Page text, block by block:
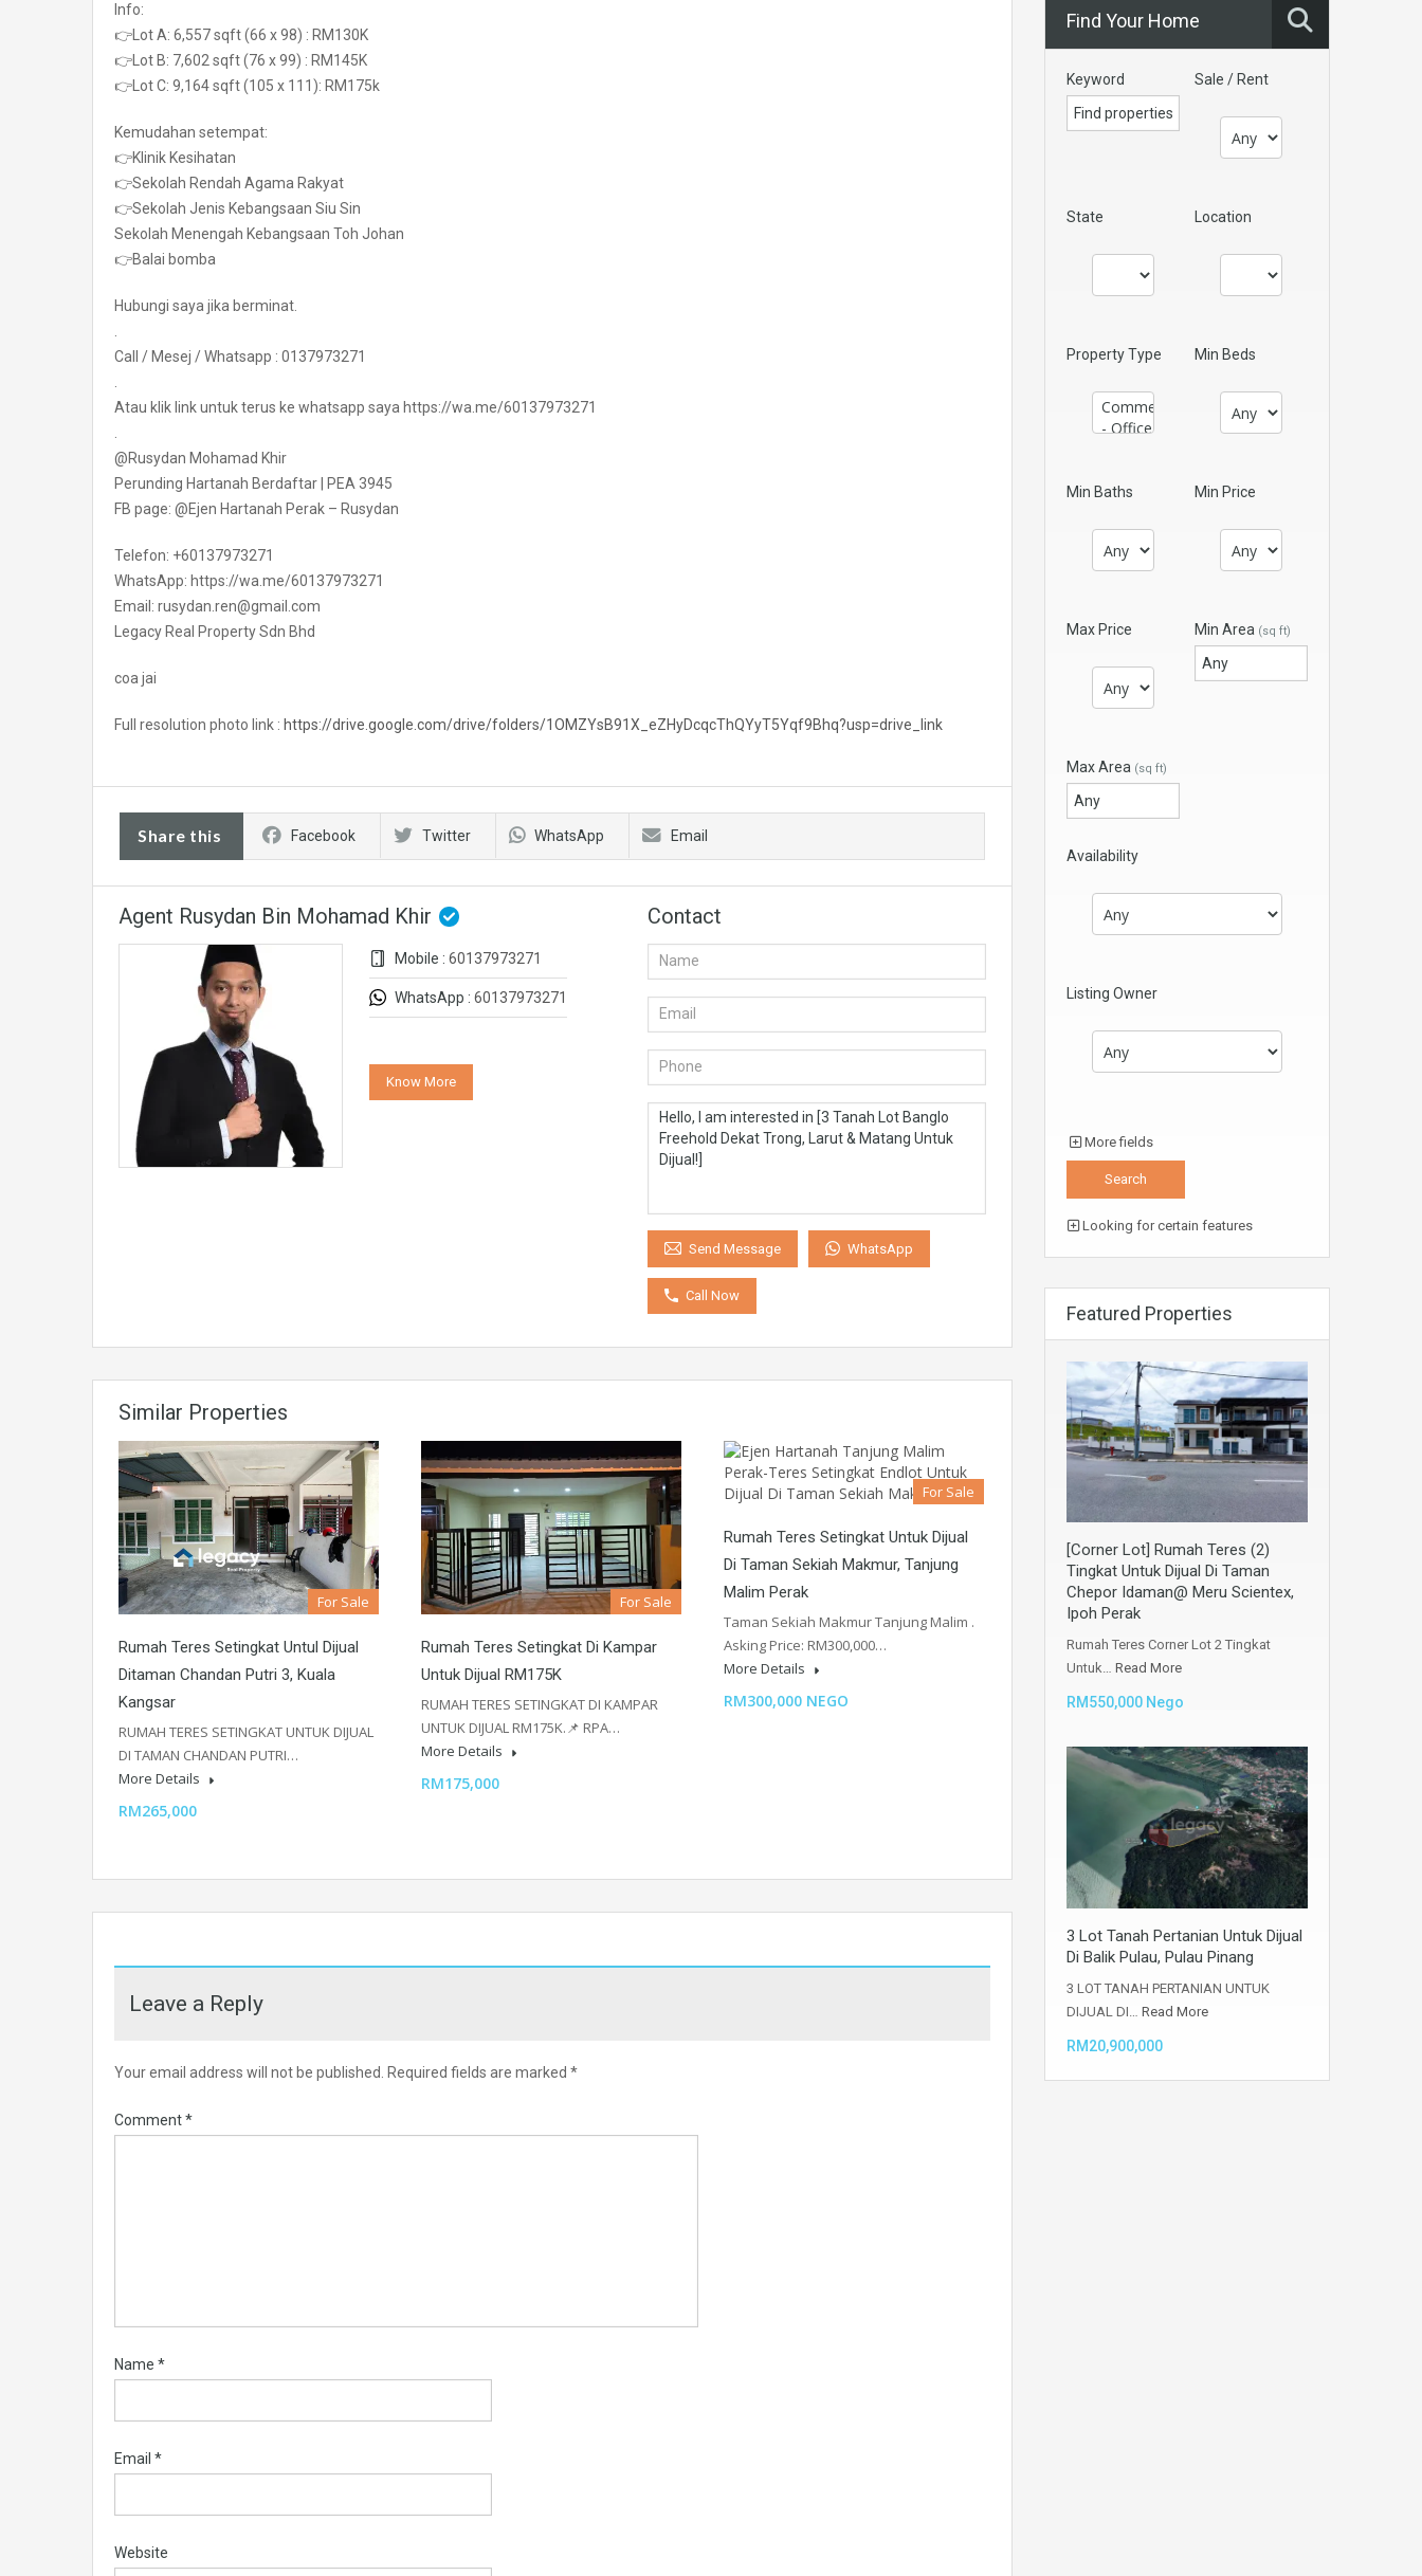
Info:
👉Lot A: 6,557 sqft (66 x 98) : RM130K
👉Lot B: 7,602 sqft (76 x 99) : RM145K
👉Lot C: 9,164 sqft (105 x 111): RM175k
Kemudahan setempat:
👉Klinik Kesihatan
👉Sekolah Rendah Agama Rakyat
👉Sekolah Jenis Kebangsaan Siu Sin
Sekolah Menengah Kebangsaan Toh Johan
👉Balai bomba
Hubungi saya jika berminat.
Call / Mesej / Whatsapp : 0137973271
Atau klik link untuk terus ke whatsapp saya https://wa.me/60137973271
@Rusydan Mohamad Khir
Perunding Hartanah Berdaftar | PEA 3945
FB page: @Ejen Hartanah Perak – Rusydan
Telefon: +60137973271
WhatsApp: https://wa.me/60137973271
Email: rusydan.ren@gmail.com
Legacy Real Property Sdn Bhd
coa jai
Full resolution photo link : https://drive.google.com/drive/folders/1OMZYsB91X_eZHyDcqcThQYyT5Yqf9Bhq?usp=drive_link
Share this Facebook Twitter WhatsApp Email
Agent Rusydan Bin Mohamad Khir
Mobile : 60137973271
WhatsApp : 60137973271
Know More
Contact
Send Message WhatsApp
Call Now
Similar Properties
For Sale
Rumah Teres Setingkat Untul Dijual
Ditaman Chandan Putri 3, Kuala
Kangsar
RUMAH TERES SETINGKAT UNTUK DIJUAL
DI TAMAN CHANDAN PUTRI…
More Details
RM265,000
For Sale
Rumah Teres Setingkat Di Kampar
Untuk Dijual RM175K
RUMAH TERES SETINGKAT DI KAMPAR
UNTUK DIJUAL RM175K.📌 RPA…
More Details
RM175,000
For Sale
Rumah Teres Setingkat Untuk Dijual
Di Taman Sekiah Makmur, Tanjung
Malim Perak
Taman Sekiah Makmur Tanjung Malim .
Asking Price: RM300,000…
More Details
RM300,000 NEGO
Leave a Reply
Your email address will not be published. Required fields are marked *
Comment*
Name *
Email *
Website
Find Your Home
Keyword Sale / Rent
State Location
Property Type Min Beds
Min Baths Min Price
Max Price Min Area (sq ft)
Max Area (sq ft)
Availability
Listing Owner
More fields
Looking for certain features
Featured Properties
[Corner Lot] Rumah Teres (2)
Tingkat Untuk Dijual Di Taman
Chepor Idaman@ Meru Scientex,
Ipoh Perak
Rumah Teres Corner Lot 2 Tingkat
Untuk… Read More
RM550,000 Nego
3 Lot Tanah Pertanian Untuk Dijual
Di Balik Pulau, Pulau Pinang
3 LOT TANAH PERTANIAN UNTUK
DIJUAL DI… Read More
RM20,900,000